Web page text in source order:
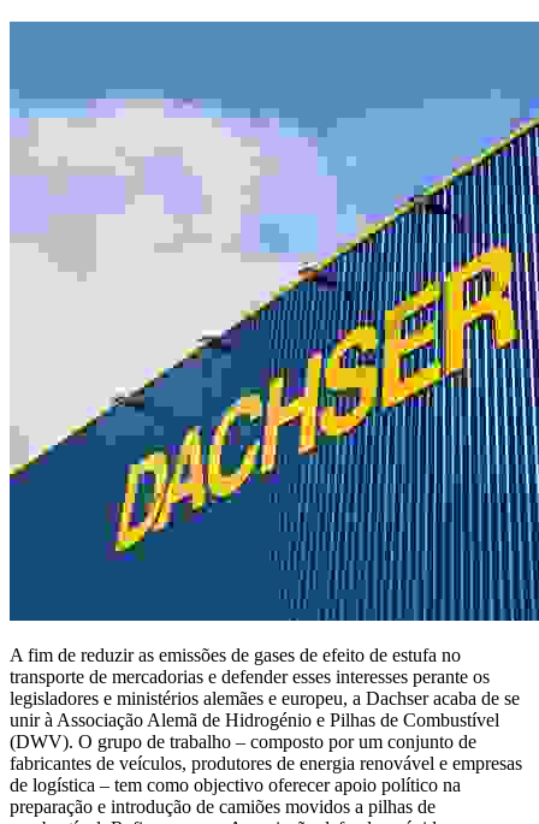
A fim de reduzir as emissões de gases de efeito de estufa no
transporte de mercadorias e defender esses interesses perante os
legisladores e ministérios alemães e europeu, a Dachser acaba de se
unir à Associação Alemã de Hidrogénio e Pilhas de Combustível
(DWV). O grupo de trabalho – composto por um conjunto de
fabricantes de veículos, produtores de energia renovável e empresas
de logística – tem como objectivo oferecer apoio político na
preparação e introdução de camiões movidos a pilhas de